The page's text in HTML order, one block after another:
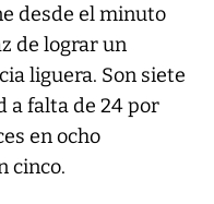
desde el minuto
de lograr un
liguera. Son siete
a falta de 24 por
en ocho
cinco.